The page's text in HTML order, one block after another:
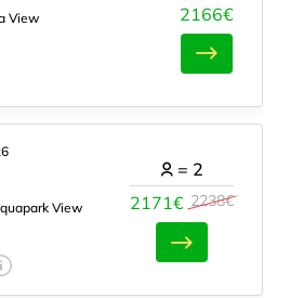
View
2166€
View
2171€ 2238€
= 2